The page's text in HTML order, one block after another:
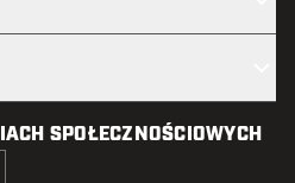
SPOŁECZNOŚCIOWYCH